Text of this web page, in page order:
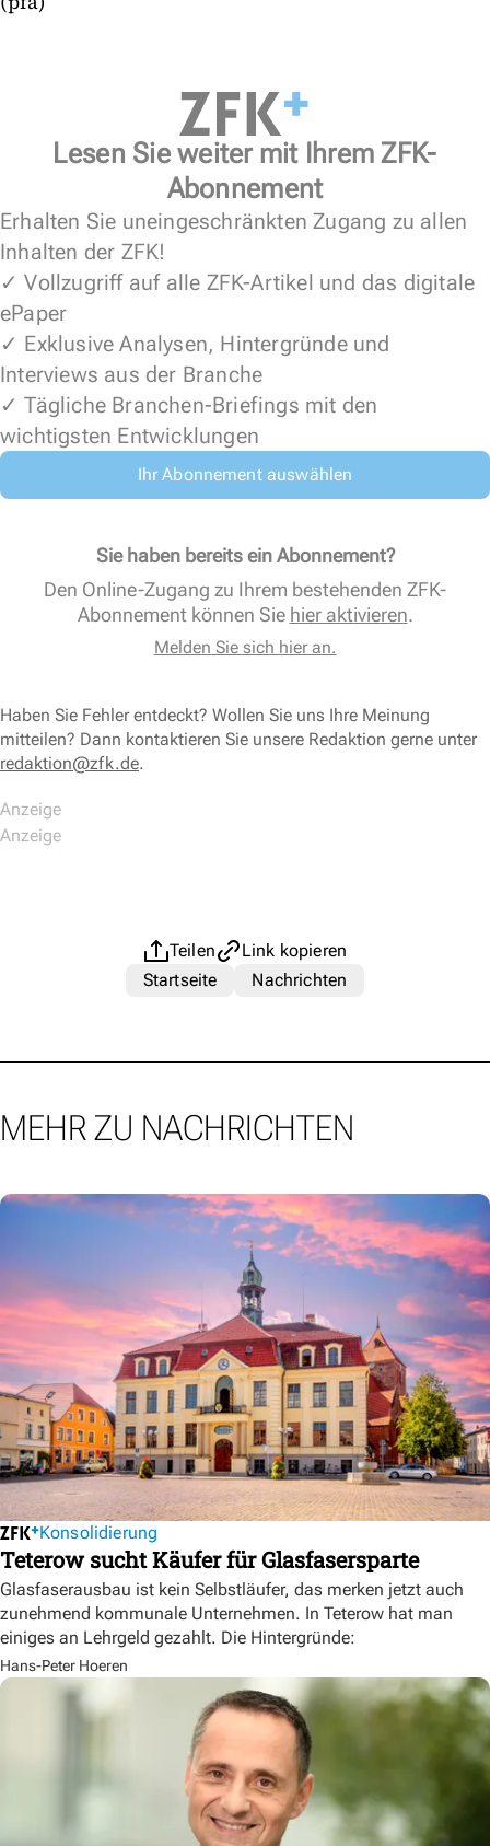
Lesen Sie weiter mit Ihrem ZFK-
Abonnement
Erhalten Sie uneingeschränkten Zugang zu allen
Inhalten der ZFK!
✓ Vollzugriff auf alle ZFK-Artikel und das digitale
ePaper
✓ Exklusive Analysen, Hintergründe und
Interviews aus der Branche
✓ Tägliche Branchen-Briefings mit den
wichtigsten Entwicklungen
Ihr Abonnement auswählen
Sie haben bereits ein Abonnement?
Den Online-Zugang zu Ihrem bestehenden ZFK-
Abonnement können Sie hier aktivieren.
Melden Sie sich hier an.
Haben Sie Fehler entdeckt? Wollen Sie uns Ihre Meinung
mitteilen? Dann kontaktieren Sie unsere Redaktion gerne unter
redaktion@zfk.de.
Teilen
Link kopieren
Startseite
Nachrichten
MEHR ZU NACHRICHTEN
Konsolidierung
Teterow sucht Käufer für Glasfasersparte
Glasfaserausbau ist kein Selbstläufer, das merken jetzt auch
zunehmend kommunale Unternehmen. In Teterow hat man
einiges an Lehrgeld gezahlt. Die Hintergründe:
Hans-Peter Hoeren